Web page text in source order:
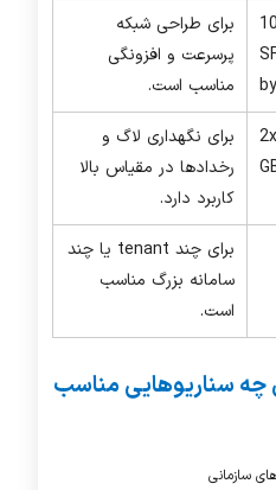
برای طراحی شبکه
پرسرعت و افزونگی
مناسب است.
برای نگهداری لاگ و
رخدادها در مقیاس بالا
کاربرد دارد.
برای چند tenant یا چند
سامانه بزرگ مناسب
است.
چه سناریوهایی مناسب
سازمانی